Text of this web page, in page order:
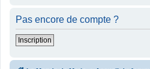
Pas encore de compte ?
Inscription